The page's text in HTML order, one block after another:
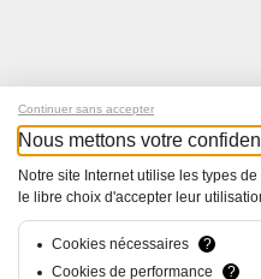
Tous droits
Continuer sans accepter
Nous mettons votre
Notre site Internet utilise les types
le libre choix d'accepter leur
Cookies nécessaires
?
Cookies de performance
?